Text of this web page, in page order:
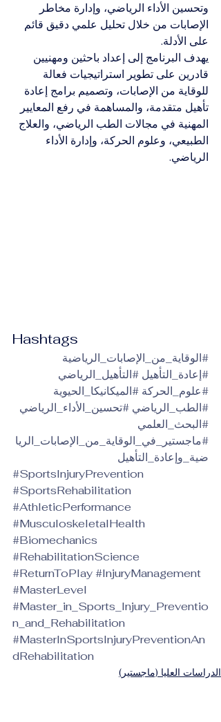
وتحسين الأداء الرياضي، وإدارة مخاطر
الإصابات من خلال تحليل علمي دقيق قائم
على الأدلة.
يهدف البرنامج إلى إعداد باحثين ومهنيين
قادرين على تطوير استراتيجيات فعالة
للوقاية من الإصابات، وتصميم برامج إعادة
تأهيل متقدمة، والمساهمة في رفع المعايير
المهنية في مجالات الطب الرياضي، والعلاج
الطبيعي، وعلوم الحركة، وإدارة الأداء
الرياضي.
Hashtags
#الوقاية_من_الإصابات_الرياضية
#إعادة_التأهيل #التأهيل_الرياضي
#علوم_الحركة #الميكانيكا_الحيوية
#الطب_الرياضي #تحسين_الأداء_الرياضي
#البحث_العلمي
#ماجستير_في_الوقاية_من_الإصابات_الريا
ضية_وإعادة_التأهيل
#SportsInjuryPrevention
#SportsRehabilitation
#AthleticPerformance
#MusculoskeletalHealth
#Biomechanics
#RehabilitationScience
#ReturnToPlay#InjuryManagement
#MasterLevel
#Master_in_Sports_Injury_Preventio
n_and_Rehabilitation
#MasterInSportsInjuryPreventionAn
dRehabilitation
الدراسات العليا (ماجستير)